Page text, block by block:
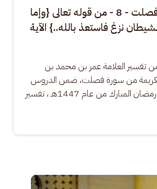
تفسير سورة فصلت - 8 - من قوله تعالى {وإما
نزغ فاستعذ بالله..} الآية
تفسير العلامة عمر بن محمد بن
من سورة فصلت، ضمن الدروس
الصباحية لشهر رمضان المبارك من عام 1447هـ ، تفسير